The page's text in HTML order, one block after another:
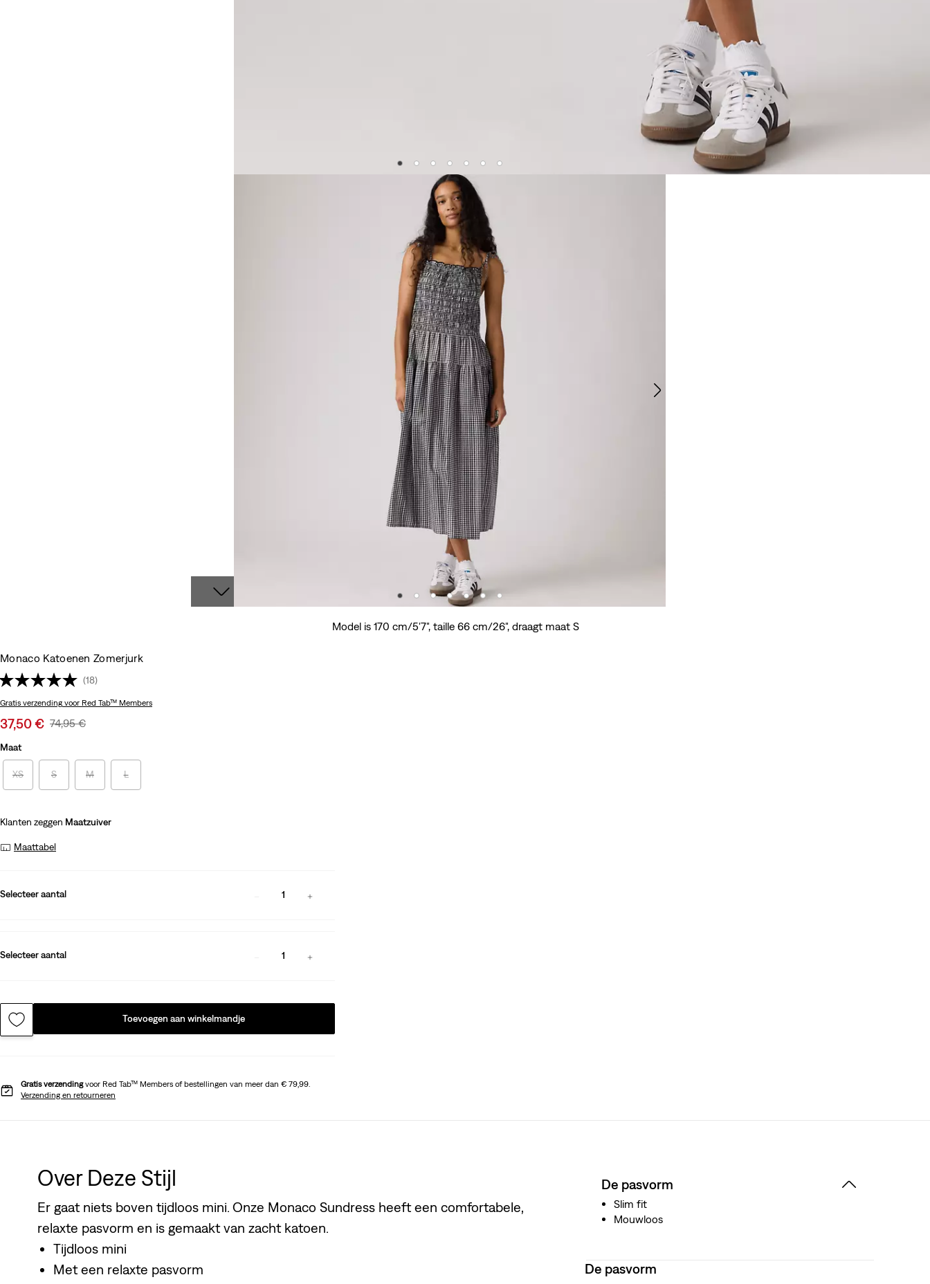
Model is 170 cm/5'7", taille 66 cm/26", draagt maat S
Monaco Katoenen Zomerjurk
(18)
Gratis verzending voor Red Tab™ Members
Sale
is
37,50 € Original
74,95 €
Maat
XS S M L
Klanten zeggen Maatzuiver
Maattabel
Selecteer aantal 1
Selecteer aantal 1
Toevoegen aan winkelmandje
Gratis verzendingvoor Red Tab™ Members of bestellingen van meer dan € 79,99.
Verzending en retourneren
Over Deze Stijl
Er gaat niets boven tijdloos mini. Onze Monaco Sundress heeft een comfortabele,
relaxte pasvorm en is gemaakt van zacht katoen.
Tijdloos mini
Met een relaxte pasvorm
De pasvorm
Slim fit
Mouwloos
De pasvorm